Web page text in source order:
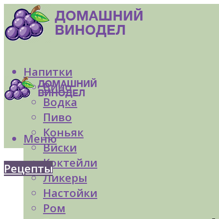
Напитки
Вино
Водка
Пиво
Коньяк
Виски
Коктейли
Ликеры
Настойки
Ром
Меню
Рецепты